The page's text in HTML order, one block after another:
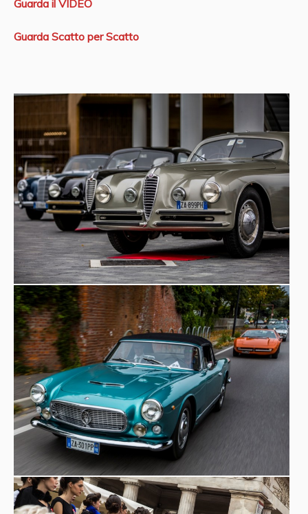
Guarda il VIDEO
Guarda Scatto per Scatto